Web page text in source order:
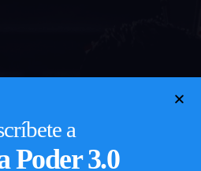
Unidos.
ASILO
EN LA CORTE DE INMIGRACIÓN
a
Poder 3.0